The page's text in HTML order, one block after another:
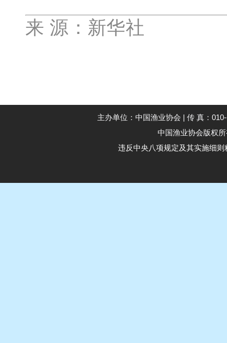
来 源： 新华社
主办单位：中国渔业协会 | 传 真：
中国渔业协会版权
违反中央八项规定及其实施细